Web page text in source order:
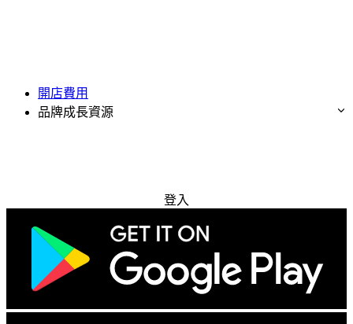
開店費用
品牌成長資源
登入